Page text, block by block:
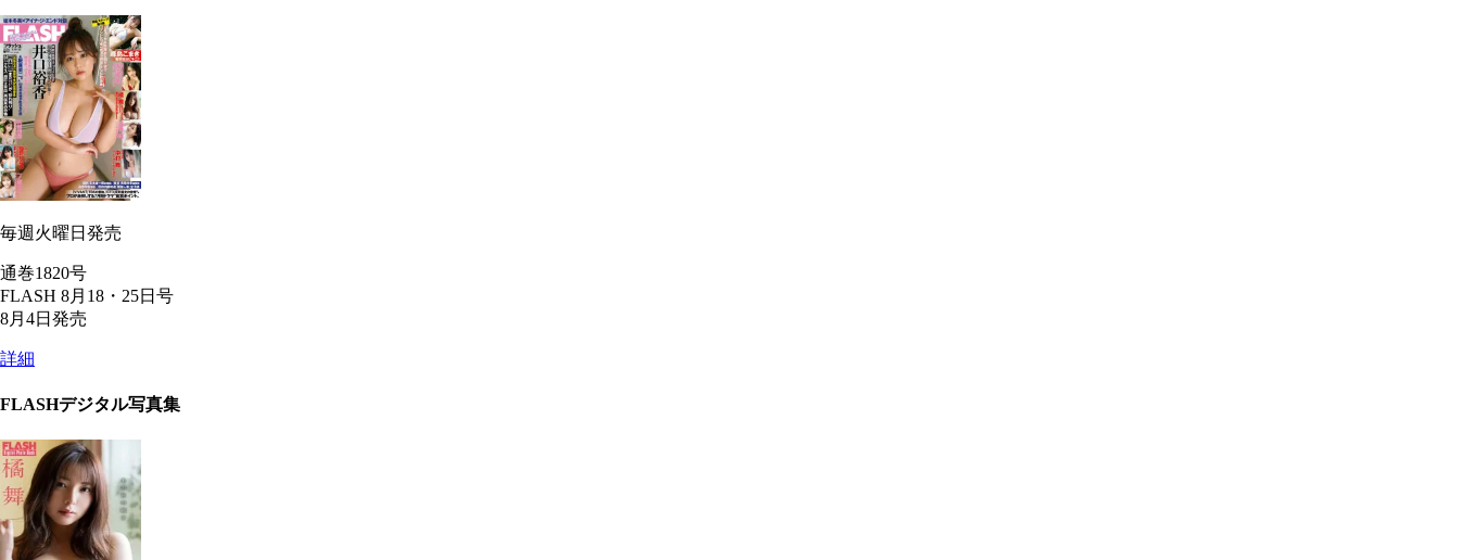
毎週火曜日発売
通巻1820号
FLASH 8月18・25日号
8月4日発売
詳細
FLASHデジタル写真集